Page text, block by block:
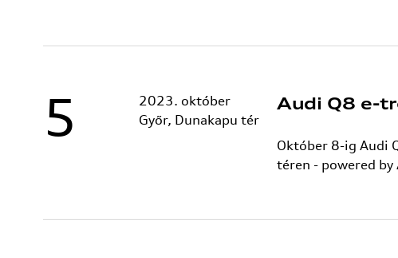
5
2023. október
Győr, Dunakapu tér
Audi Q8 e-
Október 8-ig Audi
téren - powered by